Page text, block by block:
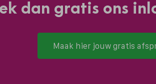
dan gratis ons
Maak hier jouw gratis